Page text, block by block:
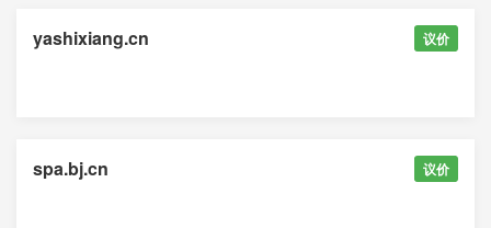
yashixiang.cn 议价
spa.bj.cn 议价